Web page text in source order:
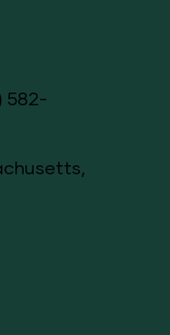
582-